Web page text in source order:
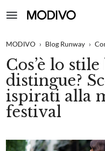
MODIVO › Blog Runway ›
Cos’è lo
distingue?
ispirati alla
festival